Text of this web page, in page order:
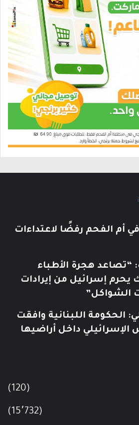
أم الفحم رفضًا لاعتداءات
هجرة الأطباء
يحرم إسرائيل من إيرادات
الشواكل”
الحكومة اللبنانية وافقت
داخل أراضيها
(120)
(15٬732)